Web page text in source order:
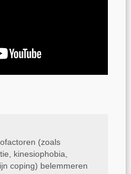
(zoals
kinesiophobia,
coping) belemmeren